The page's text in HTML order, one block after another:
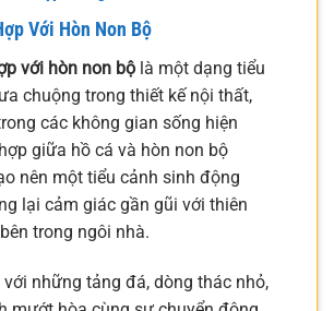
Với Hòn Non Bộ
với hòn non bộ là một dạng tiểu
chuộng trong thiết kế nội thất,
các không gian sống hiện
giữa hồ cá và hòn non bộ
nên một tiểu cảnh sinh động
lại cảm giác gần gũi với thiên
trong ngôi nhà.
với những tảng đá, dòng thác nhỏ,